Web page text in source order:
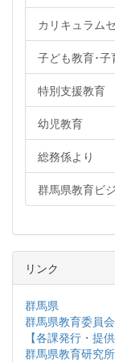
カリキュラム
子ども教育･子
特別支援教育
幼児教育
総務係より
群馬県教育ビ
リンク
群馬県
群馬県教育委員会
【各課発行・提
群馬県教育研究